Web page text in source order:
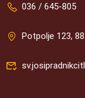
036 / 645-805
Potpolje 123,